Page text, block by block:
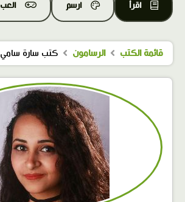
اقرأ ارسم العب
قائمة الكتب الرسامون كتب سارة سامي